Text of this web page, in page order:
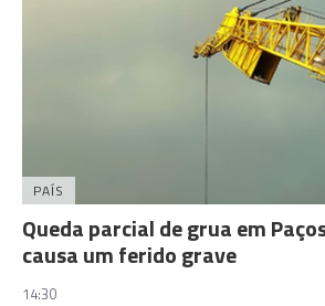
PAÍS
Queda parcial de grua em
causa um ferido grave
14:30